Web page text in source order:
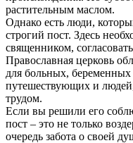
растительным маслом.
Однако есть люди,
строгий пост. Здесь
священником,
Православная церковь
для больных,
путешествующих и
трудом.
Если вы решили его
пост – это не только
очередь забота о своей